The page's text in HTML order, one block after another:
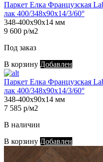
Паркет Елка Французская
лак 400/348х90х14/3/60°
348-400х90х14 мм
9 600 р/м2
Под заказ
В корзину Добавлен
Паркет Елка Французская
лак 400/348х90х14/3/60°
348-400х90х14 мм
7 585 р/м2
В наличии
В корзину Добавлен